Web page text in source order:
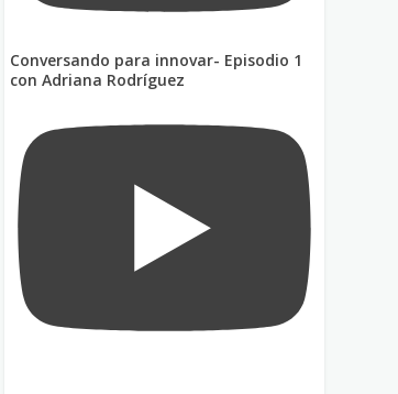
Conversando para innovar- Episodio 1
con Adriana Rodríguez